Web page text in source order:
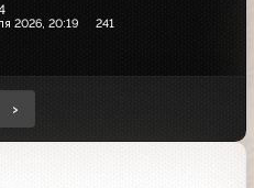
2026, 20:19 241
›